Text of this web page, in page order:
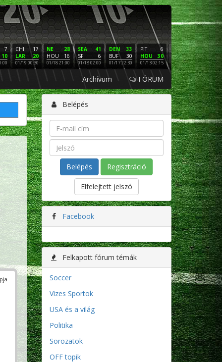
7
10
17
CHI
20
LAR
01/19 00:30
28
NE
16
HOU
01/18 21:00
41
SEA
6
SF
01/18 02:00
33
DEN
30
BUF
01/17 22:30
6
PIT
30
HOU
01/13 02:15
16
NE
3
LAC
01/12 02:00
PHI
SF
01/11
Archívum FÓRUM
Belépés
Regisztráció
Elfelejtett jelszó
Facebook
Felkapott fórum témák
Soccer
Vizes Sportok
USA és a világ
Politika
Sorozatok
OFF topik